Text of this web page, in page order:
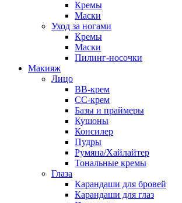
Кремы
Маски
Уход за ногами
Кремы
Маски
Пилинг-носочки
Макияж
Лицо
ВВ-крем
СС-крем
Базы и праймеры
Кушоны
Консилер
Пудры
Румяна/Хайлайтер
Тональные кремы
Глаза
Карандаши для бровей
Карандаши для глаз